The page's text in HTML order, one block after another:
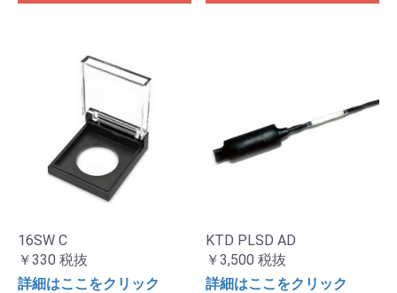
16SW C
￥330 税抜
詳細はここをクリック
KTD PLSD AD
￥3,500 税抜
詳細はここをクリック